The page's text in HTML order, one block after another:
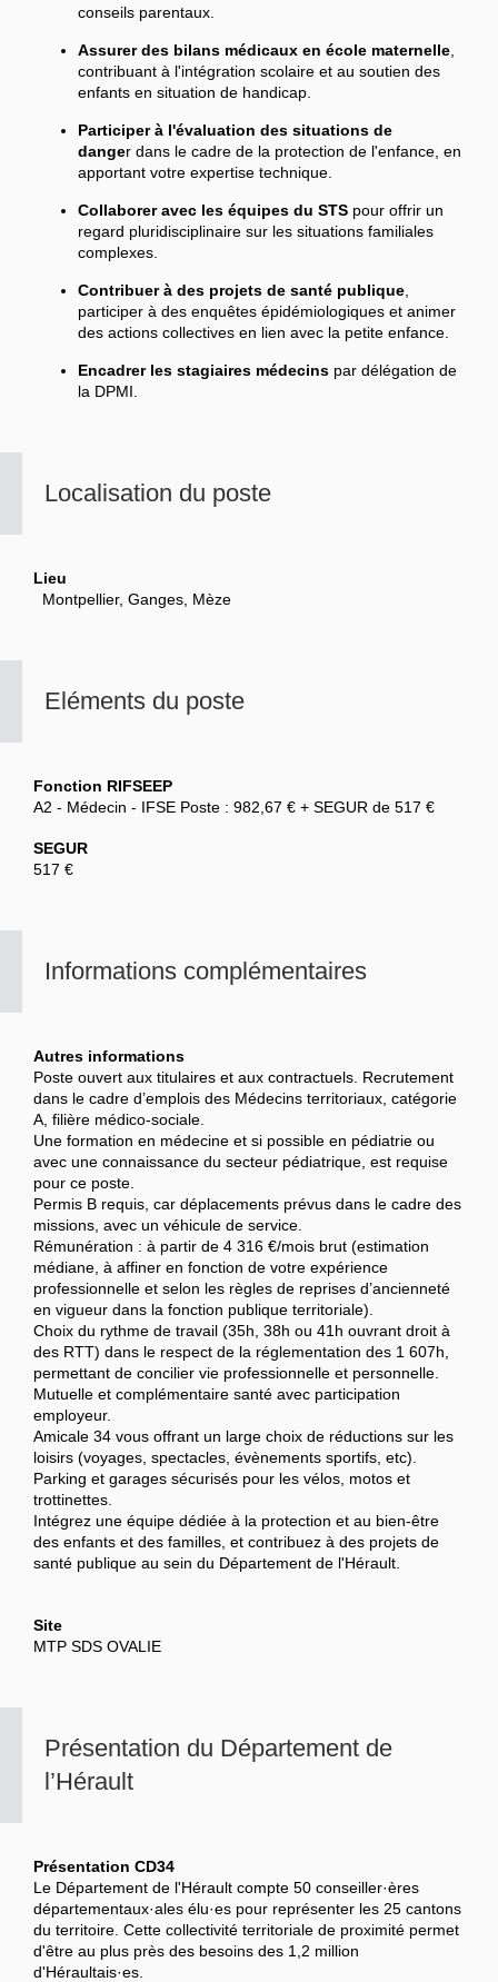
conseils parentaux.
Assurer des bilans médicaux en école maternelle
contribuant à l'intégration scolaire et au soutien des
enfants en situation de handicap.
Participer à l'évaluation des situations de
danger dans le cadre de la protection de l'enfance, en
apportant votre expertise technique.
Collaborer avec les équipes du STS pour offrir un
regard pluridisciplinaire sur les situations familiales
complexes.
Contribuer à des projets de santé publique
participer à des enquêtes épidémiologiques et animer
des actions collectives en lien avec la petite enfance.
Encadrer les stagiaires médecins par délégation de
la DPMI.
Localisation du poste
Lieu
Montpellier, Ganges, Mèze
Eléments du poste
Fonction RIFSEEP
A2 - Médecin - IFSE Poste : 982,67 € + SEGUR de 517 €
SEGUR
517 €
Informations complémentaires
Autres informations
Poste ouvert aux titulaires et aux contractuels. Recrutement
dans le cadre d’emplois des Médecins territoriaux, catégorie
A, filière médico-sociale.
Une formation en médecine et si possible en pédiatrie ou
avec une connaissance du secteur pédiatrique, est requise
pour ce poste.
Permis B requis, car déplacements prévus dans le cadre des
missions, avec un véhicule de service.
Rémunération : à partir de 4 316 €/mois brut (estimation
médiane, à affiner en fonction de votre expérience
professionnelle et selon les règles de reprises d’ancienneté
en vigueur dans la fonction publique territoriale).
Choix du rythme de travail (35h, 38h ou 41h ouvrant droit à
des RTT) dans le respect de la réglementation des 1 607h,
permettant de concilier vie professionnelle et personnelle.
Mutuelle et complémentaire santé avec participation
employeur.
Amicale 34 vous offrant un large choix de réductions sur les
loisirs (voyages, spectacles, évènements sportifs, etc).
Parking et garages sécurisés pour les vélos, motos et
trottinettes.
Intégrez une équipe dédiée à la protection et au bien-être
des enfants et des familles, et contribuez à des projets de
santé publique au sein du Département de l'Hérault.
Site
MTP SDS OVALIE
Présentation du Département de
l’Hérault
Présentation CD34
Le Département de l'Hérault compte 50 conseiller·ères
départementaux·ales élu·es pour représenter les 25 cantons
du territoire. Cette collectivité territoriale de proximité permet
d'être au plus près des besoins des 1,2 million
d'Héraultais·es.